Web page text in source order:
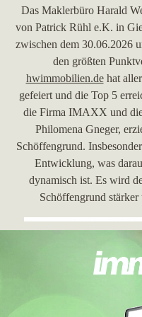
Das Maklerbüro Harald
von Patrick Rühl e.K. in
zwischen dem 30.06.2026
den größten
hwimmobilien.dehat
gefeiert und die Top 5
die Firma IMAXX und
Philomena Gneger,
Schöffengrund.
Entwicklung, was
dynamisch ist. Es wird
Schöffengrund